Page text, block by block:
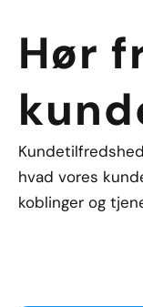
Hør
hvad vores
koblinger og